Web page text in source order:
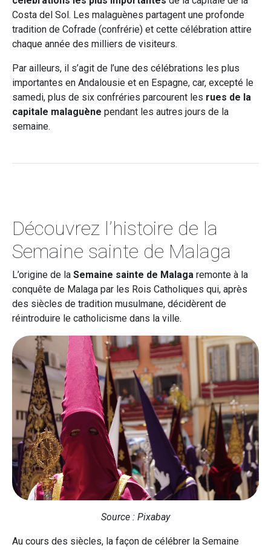
Costa del Sol. Les malaguènes partagent une profonde
tradition de Cofrade (confrérie) et cette célébration attire
chaque année des milliers de visiteurs.
Par ailleurs, il s’agit de l’une des célébrations les plus
importantes en Andalousie et en Espagne, car, excepté le
samedi, plus de six confréries parcourent les rues de la
capitale malaguène pendant les autres jours de la
semaine.
Découvrez l’histoire de la
Semaine sainte de Malaga
L’origine de la Semaine sainte de Malaga remonte à la
conquête de Malaga par les Rois Catholiques qui, après
des siècles de tradition musulmane, décidèrent de
réintroduire le catholicisme dans la ville.
Source : Pixabay
Au cours des siècles, la façon de célébrer la Semaine